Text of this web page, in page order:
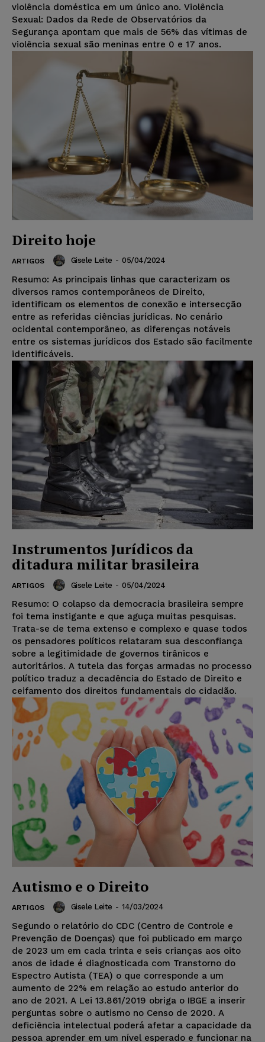
violência doméstica em um único ano. Violência
Sexual: Dados da Rede de Observatórios da
Segurança apontam que mais de 56% das vítimas de
violência sexual são meninas entre 0 e 17 anos.
Direito hoje
ARTIGOS Gisele Leite - 05/04/2024
Resumo: As principais linhas que caracterizam os
diversos ramos contemporâneos de Direito,
identificam os elementos de conexão e intersecção
entre as referidas ciências jurídicas. No cenário
ocidental contemporâneo, as diferenças notáveis
entre os sistemas jurídicos dos Estado são facilmente
identificáveis.
Instrumentos Jurídicos da
ditadura militar brasileira
ARTIGOS Gisele Leite - 05/04/2024
Resumo: O colapso da democracia brasileira sempre
foi tema instigante e que aguça muitas pesquisas.
Trata-se de tema extenso e complexo e quase todos
os pensadores políticos relataram sua desconfiança
sobre a legitimidade de governos tirânicos e
autoritários. A tutela das forças armadas no processo
político traduz a decadência do Estado de Direito e
ceifamento dos direitos fundamentais do cidadão.
Autismo e o Direito
ARTIGOS Gisele Leite - 14/03/2024
Segundo o relatório do CDC (Centro de Controle e
Prevenção de Doenças) que foi publicado em março
de 2023 um em cada trinta e seis crianças aos oito
anos de idade é diagnosticada com Transtorno do
Espectro Autista (TEA) o que corresponde a um
aumento de 22% em relação ao estudo anterior do
ano de 2021. A Lei 13.861/2019 obriga o IBGE a inserir
perguntas sobre o autismo no Censo de 2020. A
deficiência intelectual poderá afetar a capacidade da
pessoa aprender em um nível esperado e funcionar na